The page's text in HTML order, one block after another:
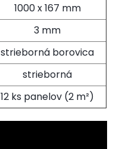
1000 x 167 mm
3 mm
strieborná borovica
strieborná
12 ks panelov (2 m²)